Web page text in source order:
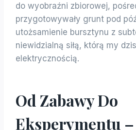
do wyobraźni zbiorowej,
przygotowywały grunt pod
utożsamienie bursztynu z
niewidzialną siłą, którą my
elektrycznością.
Od Zabawy Do
Eksperymentu –